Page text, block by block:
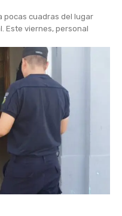
pocas cuadras del lugar